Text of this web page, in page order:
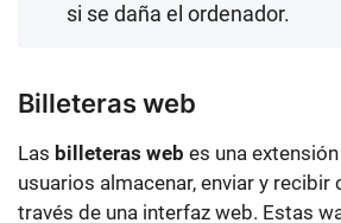
si se daña el ordenador.
Billeteras web
Las billeteras web es una
usuarios almacenar, enviar y
través de una interfaz web. Estas